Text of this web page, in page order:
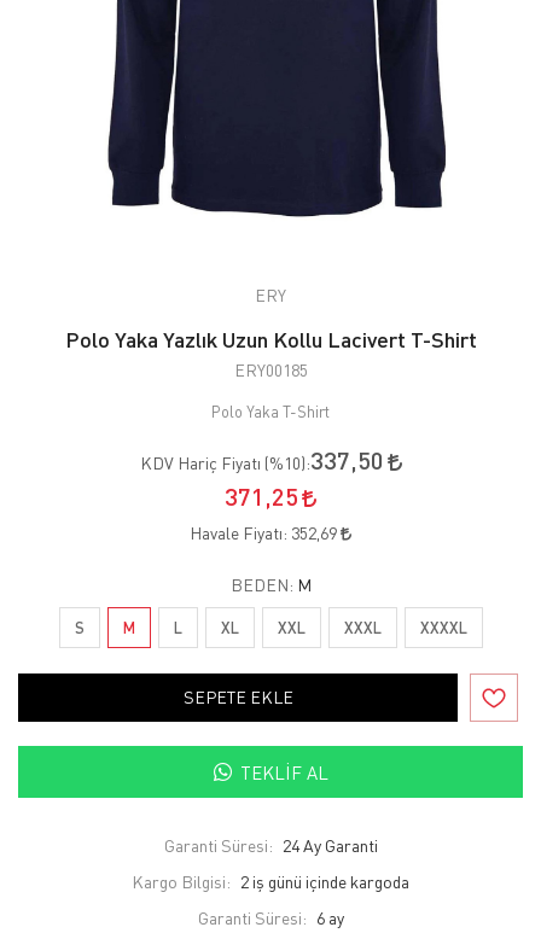
ERY
Polo Yaka Yazlık Uzun Kollu Lacivert T-Shirt
ERY00185
Polo Yaka T-Shirt
KDV Hariç Fiyatı (%10):337,50
371,25
Havale Fiyatı: 352,69
BEDEN: M
S M L XL XXL XXXL XXXXL
SEPETE EKLE
TEKLIF AL
Garanti Süresi: 24 Ay Garanti
Kargo Bilgisi: 2 iş günü içinde kargoda
Garanti Süresi: 6 ay